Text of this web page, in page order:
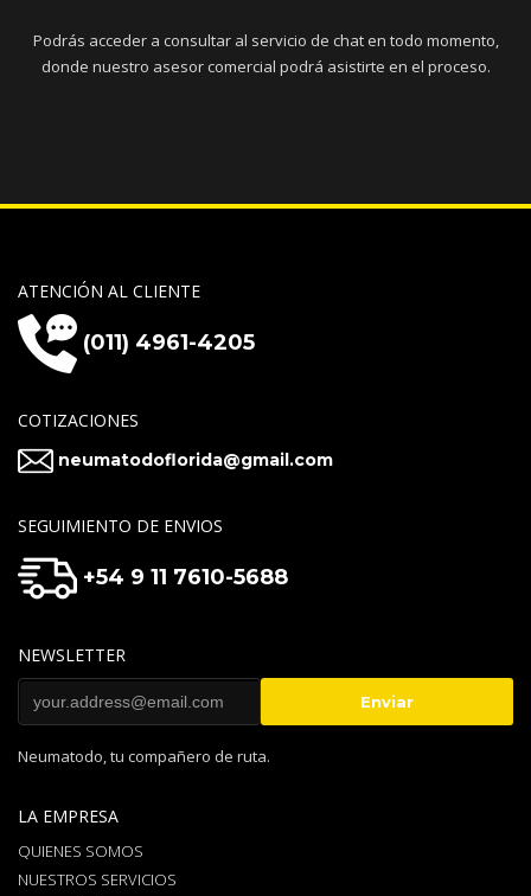
Podrás acceder a consultar al servicio de chat en todo momento,
donde nuestro asesor comercial podrá asistirte en el proceso.
ATENCIÓN AL CLIENTE
(011) 4961-4205
COTIZACIONES
neumatodoflorida@gmail.com
SEGUIMIENTO DE ENVIOS
+54 9 11 7610-5688
NEWSLETTER
Neumatodo, tu compañero de ruta.
LA EMPRESA
QUIENES SOMOS
NUESTROS SERVICIOS